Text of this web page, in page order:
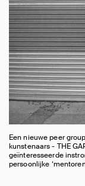
Een nieuwe peer
kunstenaars - THE
geïnteresseerde
persoonlijke